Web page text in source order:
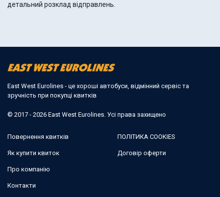
детальний розклад відправлень.
East West Eurolines - це хороші автобуси, відмінний сервіс та
зручність при покупці квитків
© 2017 - 2026 East West Eurolines. Усі права захищено
Повернення квитків
Як купити квиток
Про компанію
Контакти
ПОЛІТИКА COOKIES
Договір оферти